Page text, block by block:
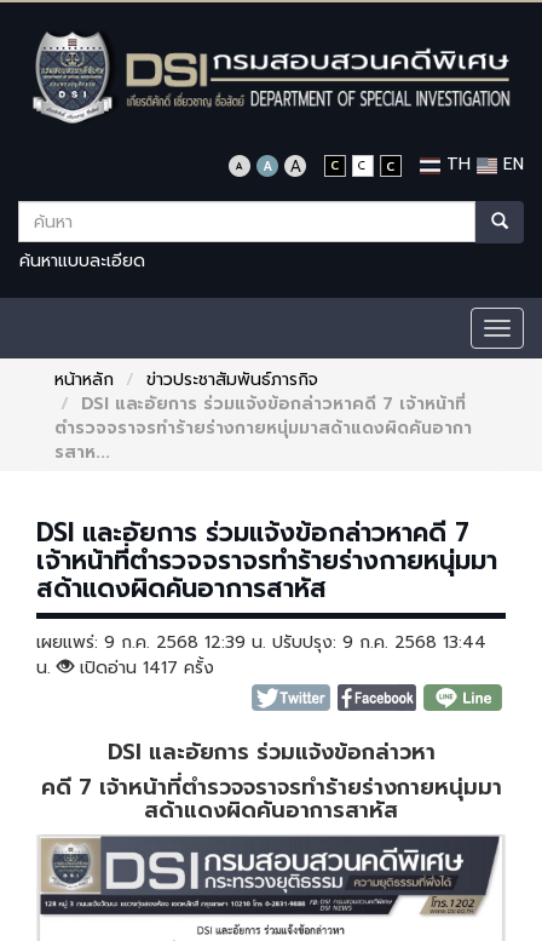
TH EN
ค้นหาแบบละเอียด
หน้าหลัก
ข่าวประชาสัมพันธ์ภารกิจ
DSI และอัยการ ร่วมแจ้งข้อกล่าวหาคดี 7 เจ้าหน้าที่
ตำรวจจราจรทำร้ายร่างกายหนุ่มมาสด้าแดงผิดคันอากา
รสาห...
DSI และอัยการ ร่วมแจ้งข้อกล่าวหาคดี 7
เจ้าหน้าที่ตำรวจจราจรทำร้ายร่างกายหนุ่มมา
สด้าแดงผิดคันอาการสาหัส
เผยแพร่: 9 ก.ค. 2568 12:39 น. ปรับปรุง: 9 ก.ค. 2568 13:44
น.
เปิดอ่าน 1417 ครั้ง
DSI และอัยการ ร่วมแจ้งข้อกล่าวหา
คดี 7 เจ้าหน้าที่ตำรวจจราจรทำร้ายร่างกายหนุ่มมา
สด้าแดงผิดคันอาการสาหัส